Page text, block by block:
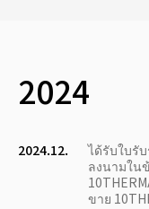
2024
2024.12.
ได้รับใบรับ
ลงนามใน
ขาย